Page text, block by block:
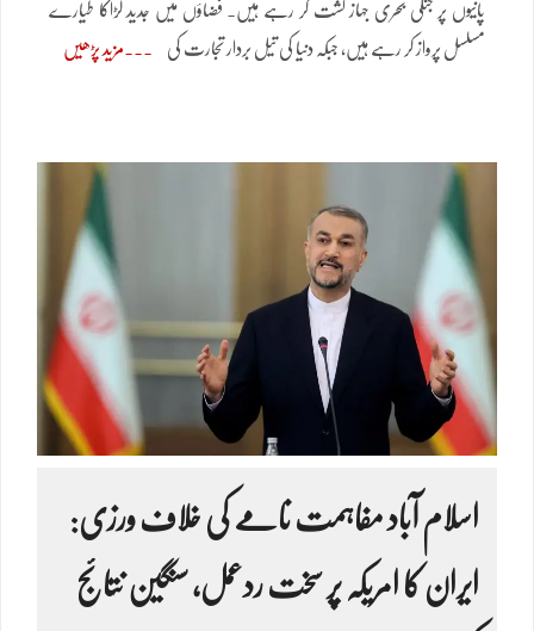
پانیوں پر جنگی بحری جہاز گشت کر رہے ہیں۔ فضاؤں میں جدید لڑاکا طیارے
مسلسل پرواز کر رہے ہیں، جبکہ دنیا کی تیل بردار تجارت کی مزید پڑھیں
اسلام آباد مفاہمت نامے کی خلاف ورزی:
ایران کا امریکہ پر سخت ردعمل، سنگین نتائج